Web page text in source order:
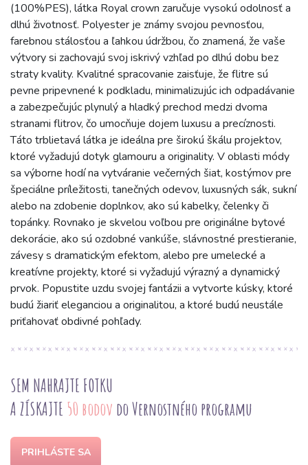
(100%PES), látka Royal crown zaručuje vysokú odolnosť a
dlhú životnosť. Polyester je známy svojou pevnosťou,
farebnou stálosťou a ľahkou údržbou, čo znamená, že vaše
výtvory si zachovajú svoj iskrivý vzhľad po dlhú dobu bez
straty kvality. Kvalitné spracovanie zaisťuje, že flitre sú
pevne pripevnené k podkladu, minimalizujúc ich odpadávanie
a zabezpečujúc plynulý a hladký prechod medzi dvoma
stranami flitrov, čo umocňuje dojem luxusu a precíznosti.
Táto trblietavá látka je ideálna pre širokú škálu projektov,
ktoré vyžadujú dotyk glamouru a originality. V oblasti módy
sa výborne hodí na vytváranie večerných šiat, kostýmov pre
špeciálne príležitosti, tanečných odevov, luxusných sák, sukní
alebo na zdobenie doplnkov, ako sú kabelky, čelenky či
topánky. Rovnako je skvelou voľbou pre originálne bytové
dekorácie, ako sú ozdobné vankúše, slávnostné prestieranie,
závesy s dramatickým efektom, alebo pre umelecké a
kreatívne projekty, ktoré si vyžadujú výrazný a dynamický
prvok. Popustite uzdu svojej fantázii a vytvorte kúsky, ktoré
budú žiariť eleganciou a originalitou, a ktoré budú neustále
priťahovať obdivné pohľady.
SEM NAHRAJTE FOTKU
A ZÍSKAJTE 50 bodov do Vernostného programu
PRIHLÁSTE SA